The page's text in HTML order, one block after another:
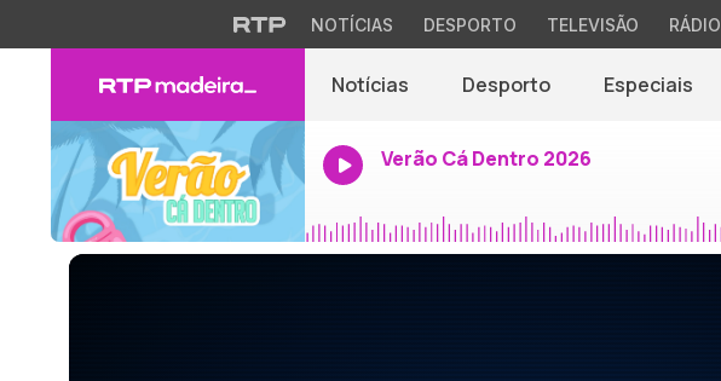
NOTÍCIAS DESPORTO TELEVISÃO RÁDIO
Notícias Desporto Especiais
Verão Cá Dentro 2026